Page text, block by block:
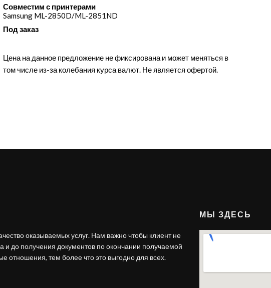
Совместим с принтерами
Samsung ML-2850D/​ML-2851ND
Под заказ
Цена на данное предложение не фиксирована и может меняться в
том числе из-за колебания курса валют. Не является офертой.
оказываемых услуг. Нам важно чтобы клиент не
и до получения документов по окончании получаемой
отношения, тем более что это выгодно для всех.
МЫ ЗДЕСЬ